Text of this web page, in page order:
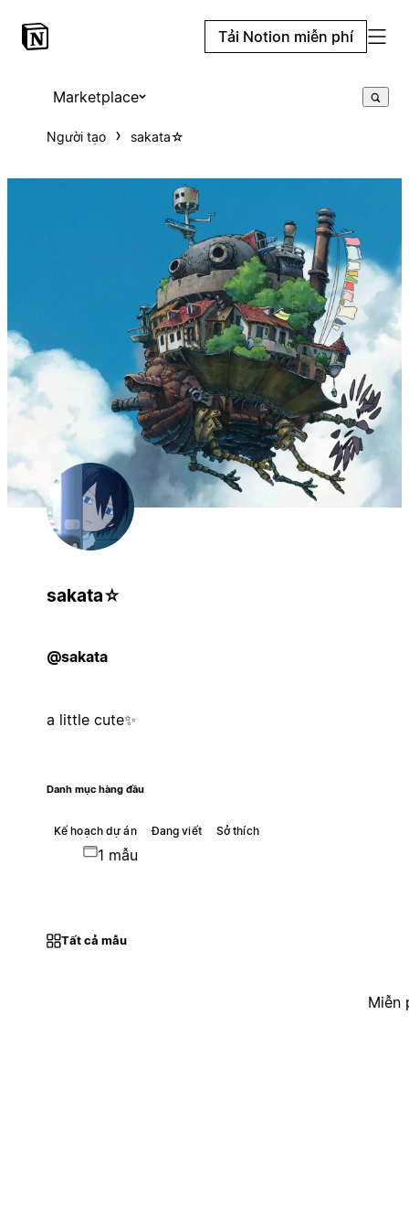
Tải Notion miễn phí
Marketplace
Người tạo sakata⁠☆
sakata⁠☆
@sakata
a little cute✨
Danh mục hàng đầu
Kế hoạch dự án Đang viết Sở thích
1 mẫu
Tất cả mẫu
Miễn